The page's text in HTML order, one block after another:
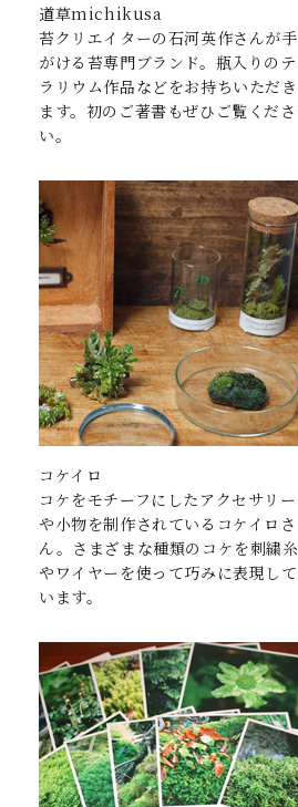
道草michikusa
苔クリエイターの石河英作さんが手
がける苔専門ブランド。瓶入りのテ
ラリウム作品などをお持ちいただき
ます。初のご著書もぜひご覧くださ
い。
コケイロ
コケをモチーフにしたアクセサリー
や小物を制作されているコケイロさ
ん。さまざまな種類のコケを刺繍糸
やワイヤーを使って巧みに表現して
います。